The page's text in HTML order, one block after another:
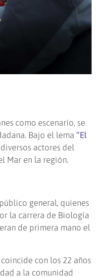
como escenario, se
Bajo el lema“El
actores del
Mar en la región.
general, quienes
la carrera de Biología
de primera mano el
con los 22 años
a la comunidad